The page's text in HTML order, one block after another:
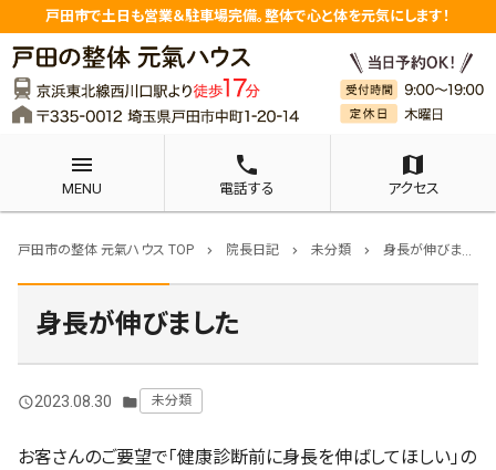
戸田市で土日も営業＆駐車場完備。整体で心と体を元気にします！
menu
MENU
phone
電話する
map
アクセス
戸田市の整体 元氣ハウス TOP chevron_right 院長日記 chevron_right 未分類 chevron_right 身長が伸びました
身長が伸びました
query_builder2023.08.30 folder 未分類
お客さんのご要望で「健康診断前に身長を伸ばしてほしい」の